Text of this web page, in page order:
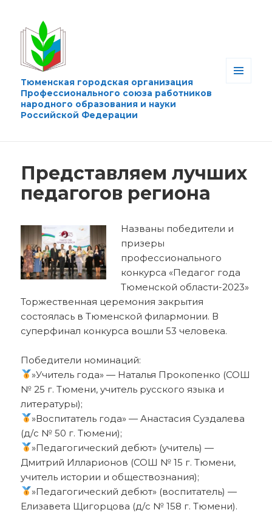
Тюменская городская организация
Профессионального союза работников
народного образования и науки
Российской Федерации
Представляем лучших
педагогов региона
Названы победители и
призеры
профессионального
конкурса «Педагог года
Тюменской области-2023»
Торжественная церемония закрытия
состоялась в Тюменской филармонии. В
суперфинал конкурса вошли 53 человека.
Победители номинаций:
»Учитель года» — Наталья Прокопенко (СОШ
№ 25 г. Тюмени, учитель русского языка и
литературы);
»Воспитатель года» — Анастасия Суздалева
(д/с № 50 г. Тюмени);
»Педагогический дебют» (учитель) —
Дмитрий Илларионов (СОШ № 15 г. Тюмени,
учитель истории и обществознания);
»Педагогический дебют» (воспитатель) —
Елизавета Щигорцова (д/с № 158 г. Тюмени).